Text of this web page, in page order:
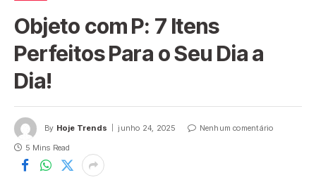
Objeto com P: 7 Itens
Perfeitos Para o Seu Dia a
Dia!
By Hoje Trends junho 24, 2025
Nenhum comentário
5 Mins Read